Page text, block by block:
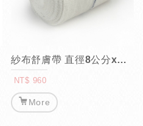
紗布舒膚帶 直徑8公分x長5米
NT$ 960
More